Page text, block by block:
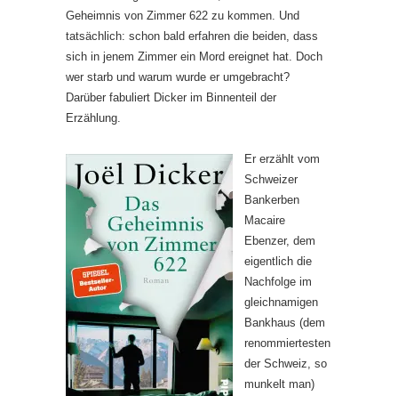
Geheimnis von Zimmer 622 zu kommen. Und
tatsächlich: schon bald erfahren die beiden, dass
sich in jenem Zimmer ein Mord ereignet hat. Doch
wer starb und warum wurde er umgebracht?
Darüber fabuliert Dicker im Binnenteil der
Erzählung.
Er erzählt vom
Schweizer
Bankerben
Macaire
Ebenzer, dem
eigentlich die
Nachfolge im
gleichnamigen
Bankhaus (dem
renommiertesten
der Schweiz, so
munkelt man)